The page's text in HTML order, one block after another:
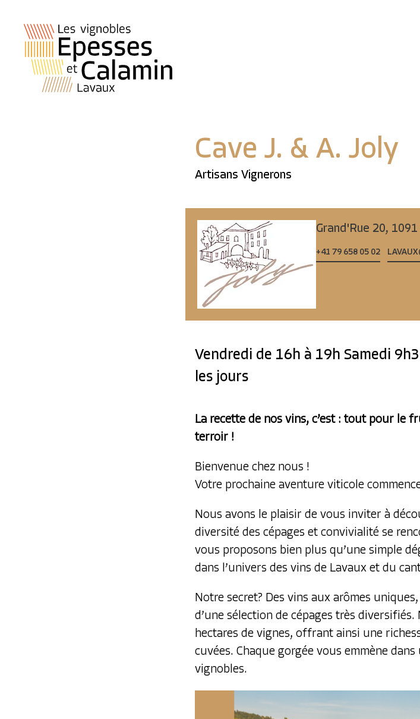
Cave J. & A. Joly
Artisans Vignerons
Grand'Rue 20, 1091
+41 79 658 05 02
Vendredi de 16h à 19h Samedi
les jours
La recette de nos vins, c’est : tout pour le
terroir !
Bienvenue chez nous !
Votre prochaine aventure viticole
Nous avons le plaisir de vous inviter à
diversité des cépages et convivialité se
vous proposons bien plus qu’une simple
dans l’univers des vins de Lavaux et du
Notre secret? Des vins aux arômes
d’une sélection de cépages très
hectares de vignes, offrant ainsi une
cuvées. Chaque gorgée vous emmène
vignobles.